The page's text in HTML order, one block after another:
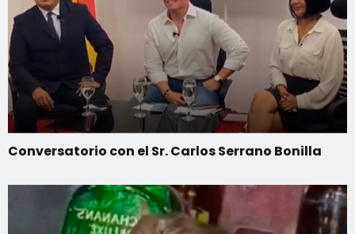
Conversatorio con el Sr. Carlos Serrano Bonilla